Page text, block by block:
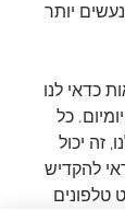
יותר
כדאי לנו
כל
זה יכול
להקדיש
טלפונים